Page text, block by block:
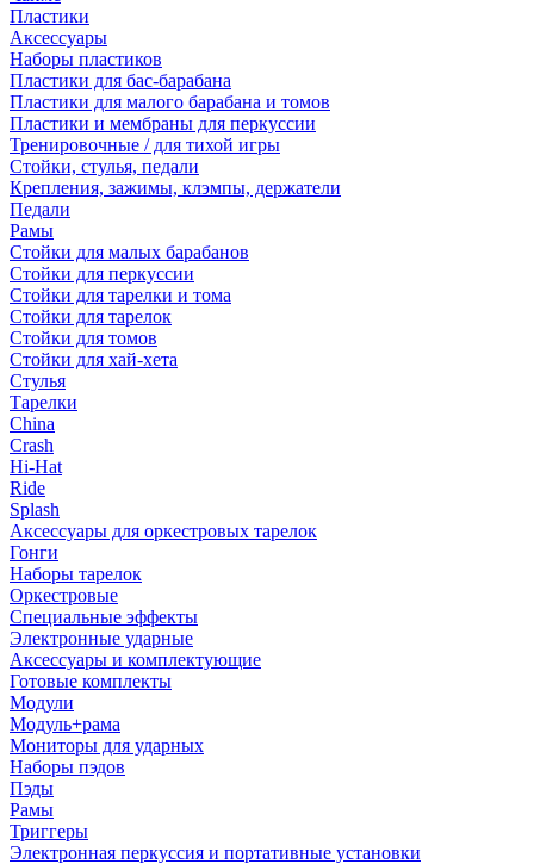
Пластики
Аксессуары
Наборы пластиков
Пластики для бас-барабана
Пластики для малого барабана и томов
Пластики и мембраны для перкуссии
Тренировочные / для тихой игры
Стойки, стулья, педали
Крепления, зажимы, клэмпы, держатели
Педали
Рамы
Стойки для малых барабанов
Стойки для перкуссии
Стойки для тарелки и тома
Стойки для тарелок
Стойки для томов
Стойки для хай-хета
Стулья
Тарелки
China
Crash
Hi-Hat
Ride
Splash
Аксессуары для оркестровых тарелок
Гонги
Наборы тарелок
Оркестровые
Специальные эффекты
Электронные ударные
Аксессуары и комплектующие
Готовые комплекты
Модули
Модуль+рама
Мониторы для ударных
Наборы пэдов
Пэды
Рамы
Триггеры
Электронная перкуссия и портативные установки